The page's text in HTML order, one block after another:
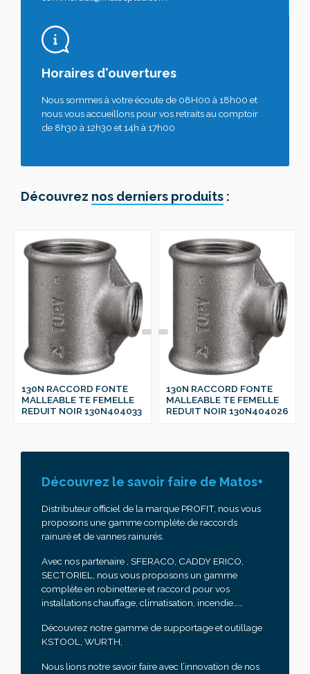
Horaires d'ouvertures
Nous sommes à votre écoute de 08H00 à 18h00 et
nous vous accueillons pour vos retraits au comptoir
de 8h30 à 12h30 et 14h à 17h00
Découvrez nos derniers produits :
130N RACCORD FONTE
MALLEABLE TE FEMELLE
REDUIT NOIR 130N404033
130N RACCORD FONTE
MALLEABLE TE FEMELLE
REDUIT NOIR 130N404026
Découvrez le savoir faire de Matos+
Distributeur officiel de la marque PROFIT, nous vous
proposons une gamme complète de raccords
rainuré et de vannes rainurés.
Avec nos partenaire , SFERACO, CADDY ERICO,
SECTORIEL, nous vous proposons un gamme
complète en robinetterie et raccord pour vos
installations chauffage, climatisation, incendie……
Découvrez notre gamme de supportage et outillage
KSTOOL, WURTH,
Nous lions notre savoir faire avec l’innovation de nos